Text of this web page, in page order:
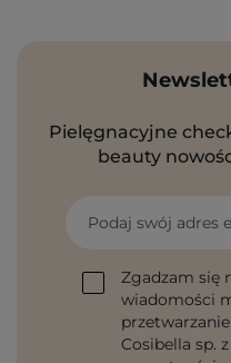
Pielęgnacyjne
beauty
Podaj swój adres
Zgadzam się
wiadomości
Cosibella sp.